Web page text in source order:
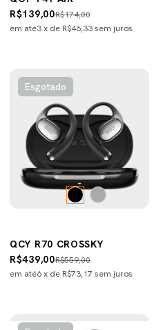
R$174,00
R$139,00
em até3x de R$46,33sem juros
Esgotado
QCY R70 CROSSKY
R$559,00
R$439,00
em até6x de R$73,17 sem juros